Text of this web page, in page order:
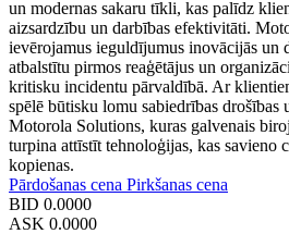
un modernas sakaru tīkli, kas palīdz
aizsardzību un darbības efektivitāti.
ievērojamus ieguldījumus inovācijās un
atbalstītu pirmos reaģētājus un
kritisku incidentu pārvaldībā. Ar
spēlē būtisku lomu sabiedrības drošības
Motorola Solutions, kuras galvenais
turpina attīstīt tehnoloģijas, kas savieno
kopienas.
Pārdošanas cena Pirkšanas cena
BID 0.0000
ASK 0.0000